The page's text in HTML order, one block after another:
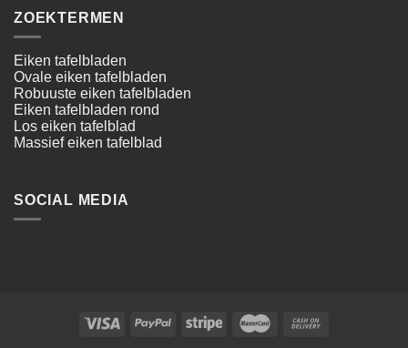
ZOEKTERMEN
Eiken tafelbladen
Ovale eiken tafelbladen
Robuuste eiken tafelbladen
Eiken tafelbladen rond
Los eiken tafelblad
Massief eiken tafelblad
SOCIAL MEDIA